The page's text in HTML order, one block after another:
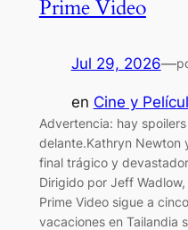
Prime Video
Jul 29, 2026—
en Cine y
Advertencia: hay
delante.Kathryn Newton
final trágico y
Dirigido por Jeff
Prime Video sigue a
vacaciones en Tailandia